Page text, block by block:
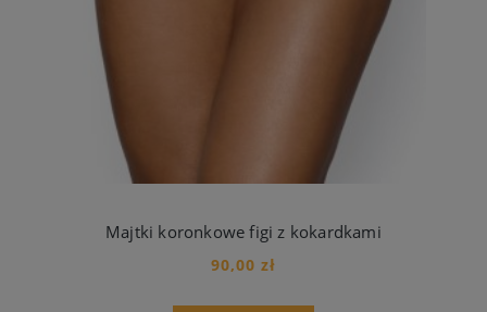
Majtki koronkowe figi z kokardkami
90,00 zł